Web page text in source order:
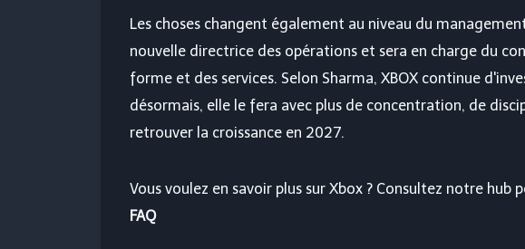
Les choses changent également au niveau du
nouvelle directrice des opérations et sera en charge du
forme et des services. Selon Sharma, XBOX continue
désormais, elle le fera avec plus de concentration, de
retrouver la croissance en 2027.
Vous voulez en savoir plus sur Xbox ? Consultez notre hub
FAQ